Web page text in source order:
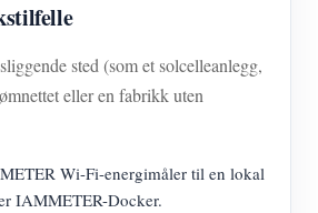
sted (som et solcelleanlegg,
eller en fabrikk uten
Wi-Fi-energimåler til en lokal
IAMMETER-Docker.